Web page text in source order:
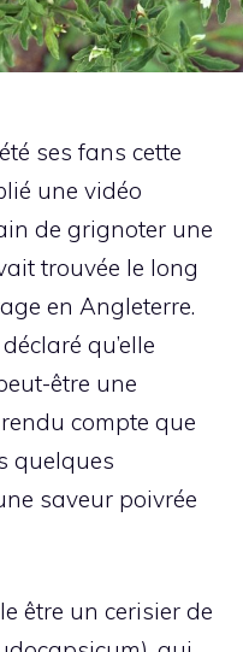
ses fans cette
une vidéo
de grignoter une
trouvée le long
en Angleterre.
qu’elle
être une
rendu compte que
quelques
saveur poivrée
être un cerisier de